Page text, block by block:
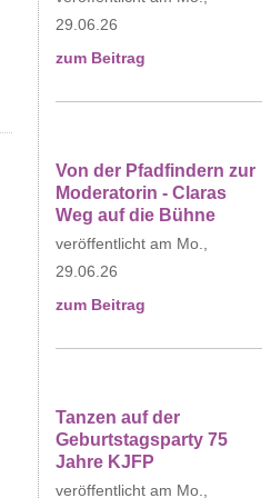
29.06.26
zum Beitrag
Von der Pfadfindern zur
Moderatorin - Claras
Weg auf die Bühne
Mo.,
29.06.26
zum Beitrag
Tanzen auf der
Geburtstagsparty 75
Jahre KJFP
Mo.,